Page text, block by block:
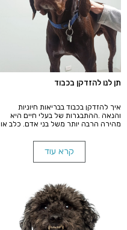
תן לנו להזדקן בכבוד
איך להזדקן בכבוד בבריאות חיוניות
והנאה .ההתבגרות של בעלי חיים היא
מהירה הרבה יותר משל בני אדם. כלב או
לאדם בן 50. זהו הגיל שבו מומלץ
להתחיל להקפיד על בדיקות תקופתיות
מורחבות, בדומה לבני אדם בגיל הזהב.
קרא עוד